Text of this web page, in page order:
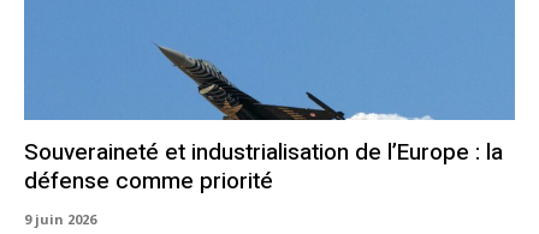
Souveraineté et industrialisation de l’Europe : la
défense comme priorité
9 juin 2026